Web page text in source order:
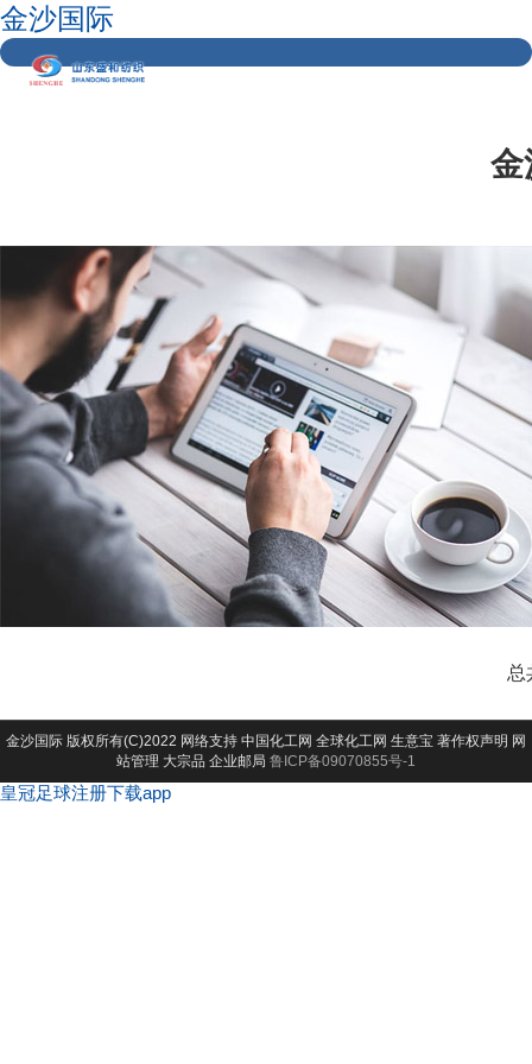
金沙国际
金
总
金沙国际 版权所有(C)2022 网络支持 中国化工网 全球化工网 生意宝 著作权声明 网
站管理 大宗品 企业邮局 鲁ICP备09070855号-1
皇冠足球注册下载app